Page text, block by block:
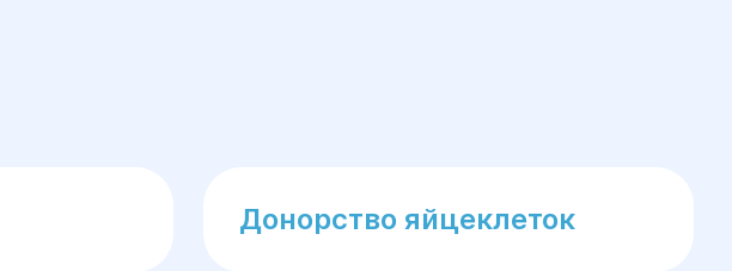
Донорство яйцеклеток